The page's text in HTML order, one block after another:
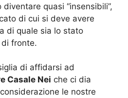
quasi “insensibili”,
di cui si deve avere
di quale sia lo stato
di fronte.
di affidarsi ad
Casale Nei che ci dia
le nostre